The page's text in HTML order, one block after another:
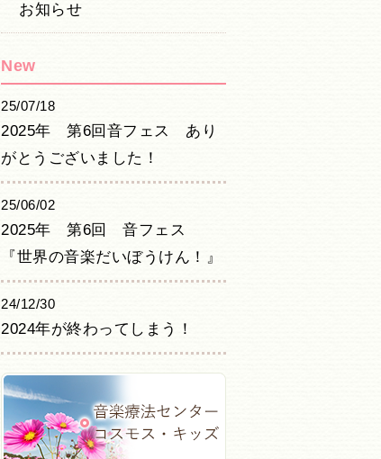
お知らせ
New
25/07/18
2025年 第6回音フェス あり
がとうございました！
25/06/02
2025年 第6回 音フェス
『世界の音楽だいぼうけん！』
24/12/30
2024年が終わってしまう！